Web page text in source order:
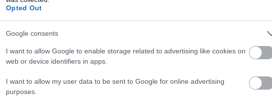
Opted Out
Google consents
I want to allow Google to enable storage related to advertising like cookies on
web or device identifiers in apps.
I want to allow my user data to be sent to Google for online advertising
purposes.
Πώς μετακινούνται ολόκληρες πολυκατοικίες χωρίς να
κατεδαφιστούν
Ακολουθήστε τοpronews.grστο Google News και μάθετε
πρώτοι όλες τις ειδήσεις